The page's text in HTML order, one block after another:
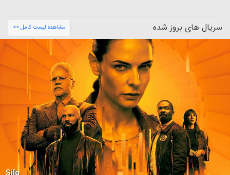
سریال های بروز شده مشاهده لیست کامل >>